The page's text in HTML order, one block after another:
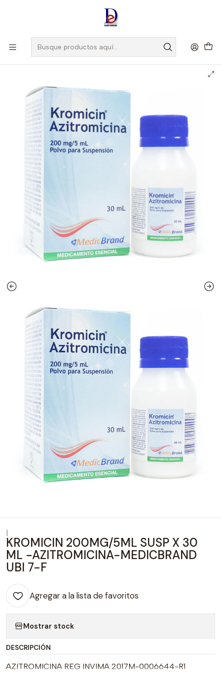
, Si eres nuevo regístrate
KROMICIN 200MG/5ML SUSP X 30 ML -AZITROMICINA-
MEDICBRAND UBI 7-F
KROMICIN 200MG/5ML SUSP X 30
ML -AZITROMICINA-MEDICBRAND
UBI 7-F
Agregar a la lista de favoritos
Mostrar stock
DESCRIPCIÓN
AZITROMICINA REG INVIMA 2017M-0006644-R1